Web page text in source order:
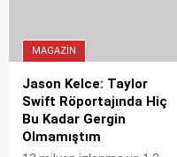
görünmeyen düşmanlarla
yüzleşiyor.
MAGAZIN
Jason Kelce: Taylor
Swift Röportajında Hiç
Bu Kadar Gergin
Olmamıştım